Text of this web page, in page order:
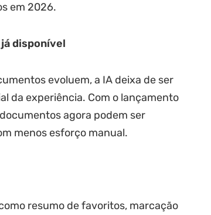
em 2026.
disponível
evoluem, a IA deixa de ser
da experiência. Com o lançamento
agora podem ser
menos esforço manual.
resumo de favoritos, marcação